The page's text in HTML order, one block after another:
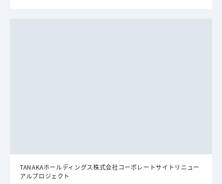
TANAKAホールディングス株式会社コーポレートサイトリニュー
アルプロジェクト